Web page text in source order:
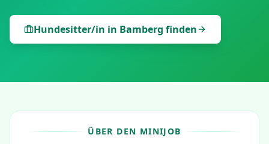
Hundesitter/in in Bamberg finden
ÜBER DEN MINIJOB